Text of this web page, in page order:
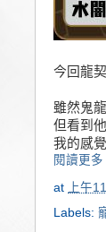
今回龍
雖然鬼
但看到
我的感
閱讀更多
at
上午
Labels: